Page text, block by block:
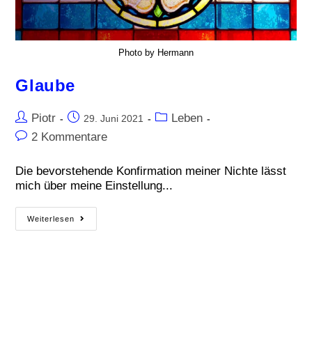
Photo by Hermann
Glaube
Piotr 29. Juni 2021
Leben
2 Kommentare
Die bevorstehende Konfirmation meiner Nichte lässt
mich über meine Einstellung...
Weiterlesen